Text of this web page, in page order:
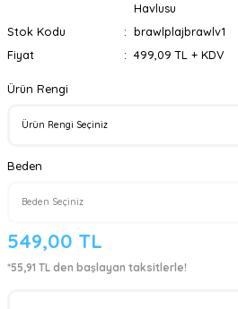
Havlusu
Stok Kodu
brawlplajbrawlv1
Fiyat
499,09 TL + KDV
Ürün Rengi
Beden
549,00 TL
*55,91 TL den başlayan taksitlerle!